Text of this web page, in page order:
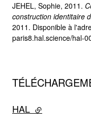
JEHEL, Sophie, 2011.
construction identitaire
2011. Disponible à
paris8.hal.science/hal-
HAL - lien externe